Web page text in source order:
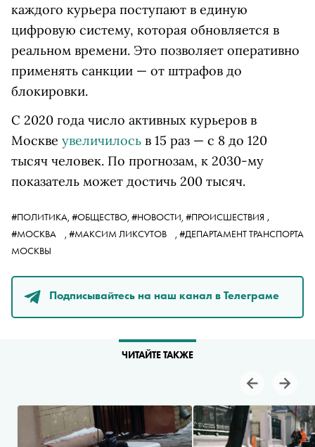
каждого курьера поступают в единую
цифровую систему, которая обновляется в
реальном времени. Это позволяет оперативно
применять санкции — от штрафов до
блокировки.
С 2020 года число активных курьеров в
Москве увеличилось в 15 раз — с 8 до 120
тысяч человек. По прогнозам, к 2030-му
показатель может достичь 200 тысяч.
#ПОЛИТИКА, #ОБЩЕСТВО, #НОВОСТИ, #ПРОИСШЕСТВИЯ ,
#МОСКВА , #МАКСИМ ЛИКСУТОВ , #ДЕПАРТАМЕНТ ТРАНСПОРТА
МОСКВЫ
Подписывайтесь на наш канал в Телеграме
ЧИТАЙТЕ ТАКЖЕ